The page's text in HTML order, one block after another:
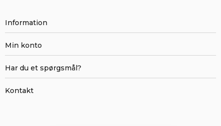
Information
Min konto
Har du et spørgsmål?
Kontakt